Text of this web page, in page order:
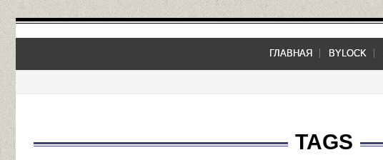
ГЛАВНАЯ BYLOCK
TAGS